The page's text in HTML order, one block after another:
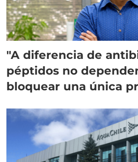
"A diferencia de
péptidos no
bloquear una única